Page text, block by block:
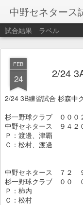
中野セネタース
試合結果 ラベル
FEB
24 2/24
2/24 3B練習試合 杉森中
杉一野球クラブ ００
中野セネタース ９４
Ｐ：渡邊、津覇
Ｃ：松村、渡邊
中野セネタース ７２
杉一野球クラブ ００
Ｐ：柿内
Ｃ：松村